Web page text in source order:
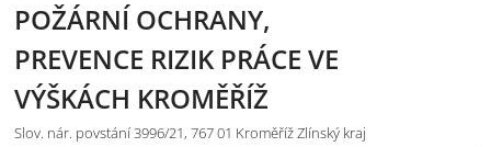
POŽÁRNÍ OCHRANY,
PREVENCE RIZIK PRÁCE VE
VÝŠKÁCH KROMĚŘÍŽ
Slov. nár. povstání 3996/21, 767 01 Kroměříž Zlínský kraj